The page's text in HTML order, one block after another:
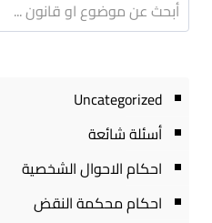
Uncategorized
أسئلة شائعة
احكام الاحوال الشخصية
احكام محكمة النقض